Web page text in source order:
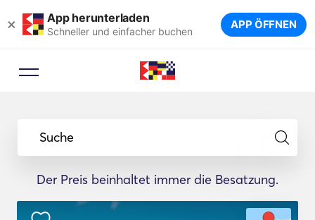
× App herunterladen
Schneller und einfacher buchen APP ÖFFNEN
Suche
Der Preis beinhaltet immer die Besatzung.